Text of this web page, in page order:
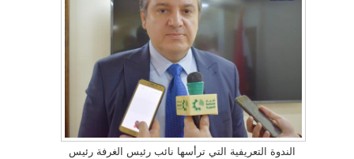
الندوة التعريفية التي ترأسها نائب رئيس الغرفة رئيس